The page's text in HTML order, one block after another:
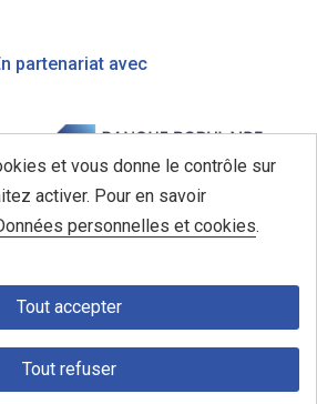
partenariat avec
et vous donne le contrôle sur
activer. Pour en savoir
personnelles et cookies.
Tout accepter
Tout refuser